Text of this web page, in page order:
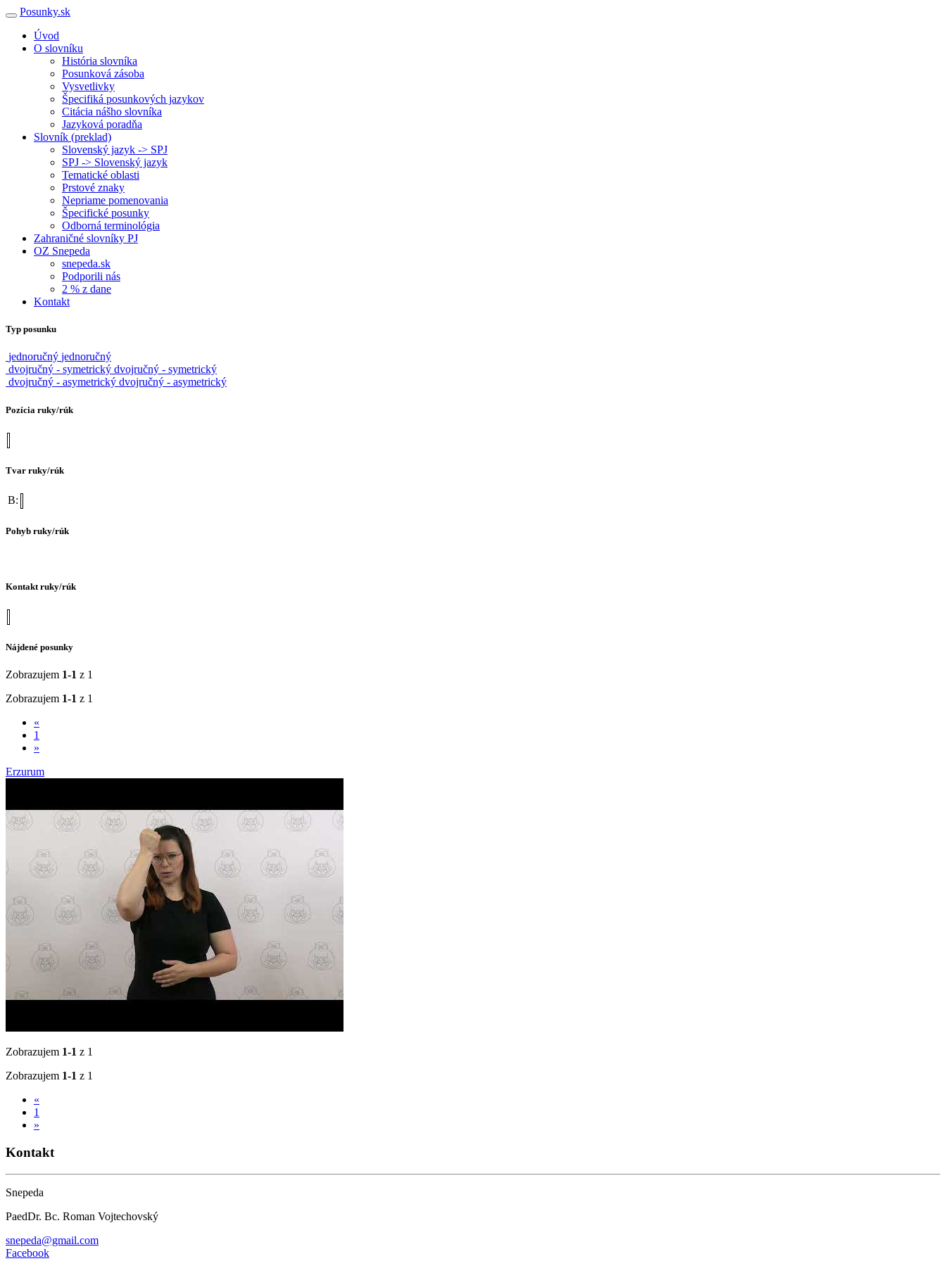
Posunky.sk
Úvod
O slovníku
História slovníka
Posunková zásoba
Vysvetlivky
Špecifiká posunkových jazykov
Citácia nášho slovníka
Jazyková poradňa
Slovník (preklad)
Slovenský jazyk -> SPJ
SPJ -> Slovenský jazyk
Tematické oblasti
Prstové znaky
Nepriame pomenovania
Špecifické posunky
Odborná terminológia
Zahraničné slovníky PJ
OZ Snepeda
snepeda.sk
Podporili nás
2 % z dane
Kontakt
Typ posunku
jednoručný jednoručný
dvojručný - symetrický dvojručný - symetrický
dvojručný - asymetrický dvojručný - asymetrický
Pozícia ruky/rúk
Tvar ruky/rúk
B:
Pohyb ruky/rúk
Kontakt ruky/rúk
Nájdené posunky
Zobrazujem 1-1 z 1
Zobrazujem 1-1 z 1
«
1
»
Erzurum
Zobrazujem 1-1 z 1
Zobrazujem 1-1 z 1
«
1
»
Kontakt
Snepeda
PaedDr. Bc. Roman Vojtechovský
snepeda@gmail.com
Facebook